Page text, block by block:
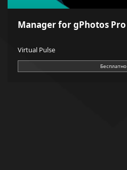
Manager for gPhotos Pro
Virtual Pulse
Бесплатно